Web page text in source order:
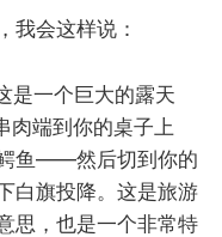
我会这样说：
是一个巨大的露天
端到你的桌子上
鱼——然后切到你的
白旗投降。这是旅游
思，也是一个非常特